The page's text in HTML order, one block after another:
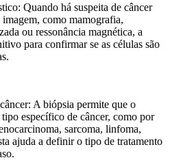
Quando há suspeita de câncer
imagem, como mamografia,
ou ressonância magnética, a
para confirmar se as células são
A biópsia permite que o
específico de câncer, como por
sarcoma, linfoma,
ajuda a definir o tipo de tratamento